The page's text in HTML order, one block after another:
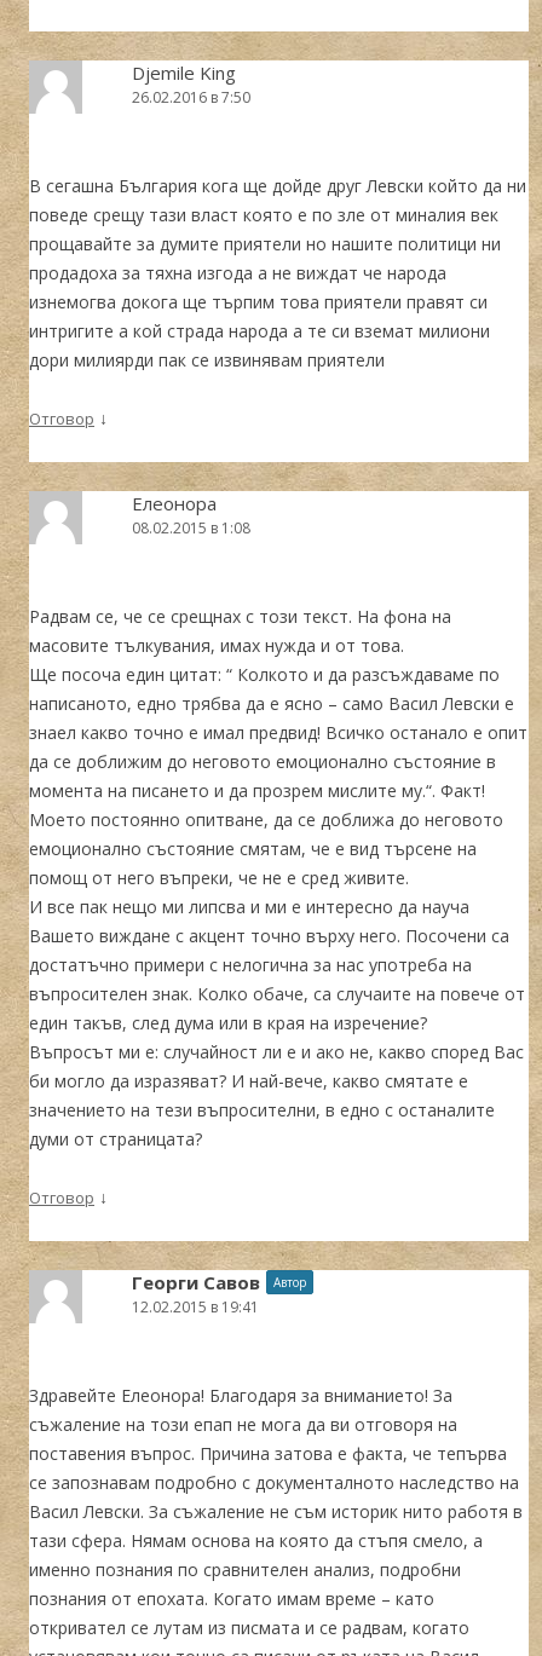
Djemile King
26.02.2016 в 7:50
В сегашна България кога ще дойде друг Левски който да ни
поведе срещу тази власт която е по зле от миналия век
прощавайте за думите приятели но нашите политици ни
продадоха за тяхна изгода а не виждат че народа
изнемогва докога ще търпим това приятели правят си
интригите а кой страда народа а те си вземат милиони
дори милиярди пак се извинявам приятели
Отговор ↓
Елеонора
08.02.2015 в 1:08
Радвам се, че се срещнах с този текст. На фона на
масовите тълкувания, имах нужда и от това.
Ще посоча един цитат: “ Колкото и да разсъждаваме по
написаното, едно трябва да е ясно – само Васил Левски е
знаел какво точно е имал предвид! Всичко останало е опит
да се доближим до неговото емоционално състояние в
момента на писането и да прозрем мислите му.“. Факт!
Моето постоянно опитване, да се доближа до неговото
емоционално състояние смятам, че е вид търсене на
помощ от него въпреки, че не е сред живите.
И все пак нещо ми липсва и ми е интересно да науча
Вашето виждане с акцент точно върху него. Посочени са
достатъчно примери с нелогична за нас употреба на
въпросителен знак. Колко обаче, са случаите на повече от
един такъв, след дума или в края на изречение?
Въпросът ми е: случайност ли е и ако не, какво според Вас
би могло да изразяват? И най-вече, какво смятате е
значението на тези въпросителни, в едно с останалите
думи от страницата?
Отговор ↓
Георги Савов Автор
12.02.2015 в 19:41
Здравейте Елеонора! Благодаря за вниманието! За
съжаление на този епап не мога да ви отговоря на
поставения въпрос. Причина затова е факта, че тепърва
се запознавам подробно с документалното наследство на
Васил Левски. За съжаление не съм историк нито работя в
тази сфера. Нямам основа на която да стъпя смело, а
именно познания по сравнителен анализ, подробни
познания от епохата. Когато имам време – като
откривател се лутам из писмата и се радвам, когато